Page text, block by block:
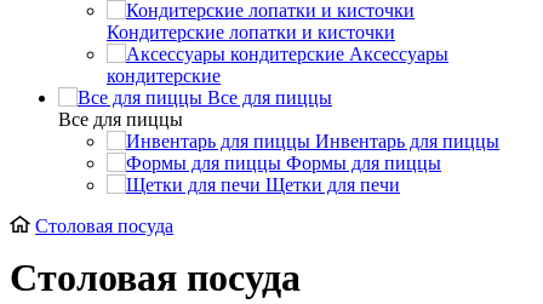
Кондитерские лопатки и кисточки
Аксессуары
кондитерские
Все для пиццы
Все для пиццы
Инвентарь для пиццы
Формы для пиццы
Щетки для печи
Столовая посуда
Столовая посуда